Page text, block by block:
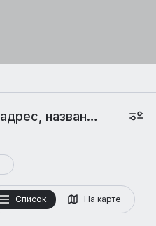
Список На карте